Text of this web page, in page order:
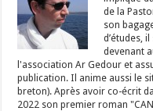
de la
son
d’études, il
devenant
l'association Ar Gedour et
publication. Il anime aussi le
breton). Après avoir co-écrit
2022 son premier roman